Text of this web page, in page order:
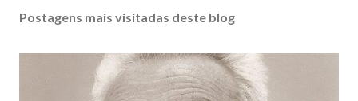
a
u
Postagens mais visitadas deste blog